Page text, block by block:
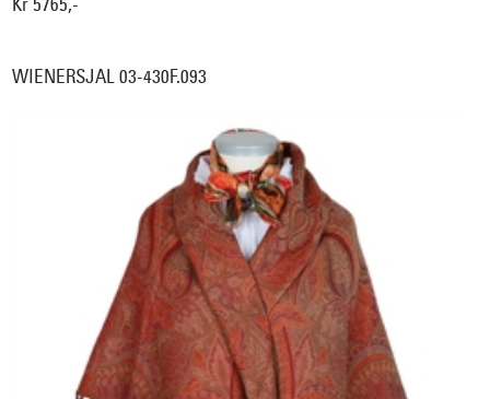
WIENERSJAL 03-430F.093